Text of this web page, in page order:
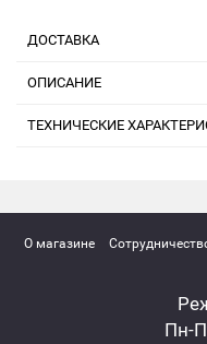
ДОСТАВКА
ОПИСАНИЕ
ТЕХНИЧЕСКИЕ
О магазине
Пн-